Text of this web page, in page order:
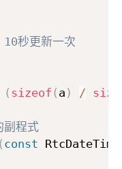
秒更新一次
( sizeof ( a ) /
副程式
const RtcDateTime